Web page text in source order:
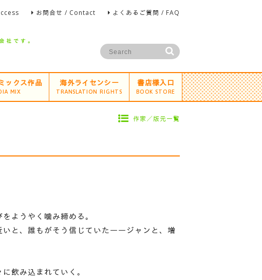
お問合せ / Contact よくあるご質問 / FAQ
ックス作品
MIX
海外ライセンシー
TRANSLATION RIGHTS
書店様入口
BOOK STORE
作家／版元一覧
ようやく噛み締める。
いと、誰もがそう信じていた――ジャンと、増
飲み込まれていく。